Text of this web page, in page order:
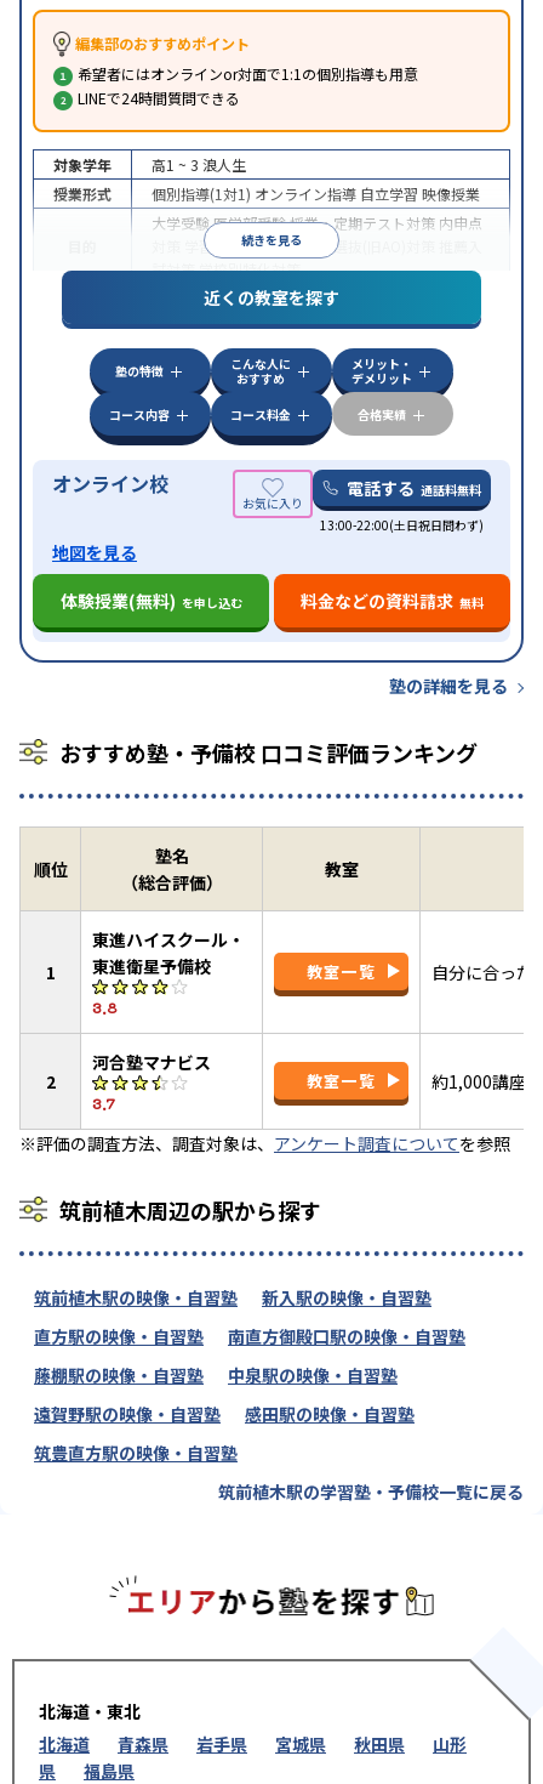
編集部のおすすめポイント
希望者にはオンラインor対面で1:1の個別指導も用意
LINEで24時間質問できる
続きを見る
対象学年 高1 ~ 3 浪人生
授業形式
個別指導(1対1) オンライン指導 自立学習 映像授業
大学受験医学部受験授業・定期テスト対策 内申点
学習習慣の定着 総合型選抜(旧AO)対策
試対策学校別特化対策
特徴
中高一貫校生に対応授業の振替可能
学習にPC・タブレットを利用オンライン対応1
科目から受講可能
近くの教室を探す
塾の特徴
こんな人に
おすすめ
メリット・
デメリット
コース内容
コース料金 合格実績
オンライン校 電話する 通話料無料
13:00-22:00(土日祝日問わず)
地図を見る
体験授業(無料) を申し込む 料金などの資料請求 無料
塾の詳細を見る
おすすめ塾・予備校 口コミ評価ランキング
順位
塾名
（総合評価）
教室
1
東進ハイスクール・
東進衛星予備校
3.8
教室一覧 自分に合った
2
河合塾マナビス
3.7
教室一覧 約1,000講座
※評価の調査方法、調査対象は、 アンケート調査についてを参照
筑前植木周辺の駅から探す
筑前植木駅の映像・自習塾
新入駅の映像・自習塾
直方駅の映像・自習塾
南直方御殿口駅の映像・自習塾
藤棚駅の映像・自習塾
中泉駅の映像・自習塾
遠賀野駅の映像・自習塾
感田駅の映像・自習塾
筑豊直方駅の映像・自習塾
筑前植木駅の学習塾・予備校一覧に戻る
北海道・東北
北海道
青森県 岩手県 宮城県 秋田県
山形
県
福島県